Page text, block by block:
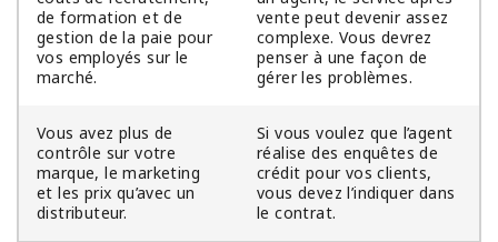
de formation et de
gestion de la paie pour
vos employés sur le
marché.
vente peut devenir assez
complexe. Vous devrez
penser à une façon de
gérer les problèmes.
Vous avez plus de
contrôle sur votre
marque, le marketing
et les prix qu’avec un
distributeur.
Si vous voulez que l’agent
réalise des enquêtes de
crédit pour vos clients,
vous devez l’indiquer dans
le contrat.